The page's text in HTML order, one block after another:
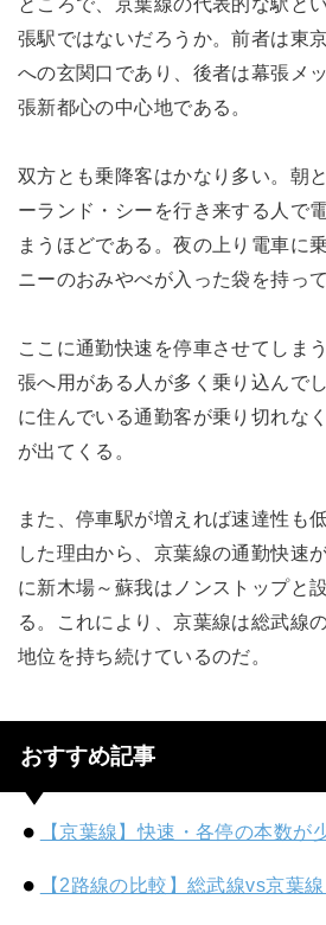
張駅ではないだろうか。前者は東
への玄関口であり、後者は幕張メ
張新都心の中心地である。
双方とも乗降客はかなり多い。朝
ーランド・シーを行き来する人で
まうほどである。夜の上り電車に
ニーのおみやべが入った袋を持っ
ここに通勤快速を停車させてしま
張へ用がある人が多く乗り込んで
に住んでいる通勤客が乗り切れな
が出てくる。
また、停車駅が増えれば速達性も
した理由から、京葉線の通勤快速
に新木場～蘇我はノンストップと
る。これにより、京葉線は総武線
地位を持ち続けているのだ。
おすすめ記事
【京葉線】快速・各停の本数が
【2路線の比較】総武線vs京葉